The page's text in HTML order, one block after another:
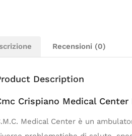
Recensioni (0)
Description
Crispiano Medical
Medical Center è un